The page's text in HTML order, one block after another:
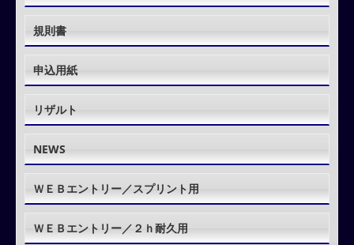
規則書
申込用紙
リザルト
NEWS
ＷＥＢエントリー／スプリント用
ＷＥＢエントリー／２ｈ耐久用